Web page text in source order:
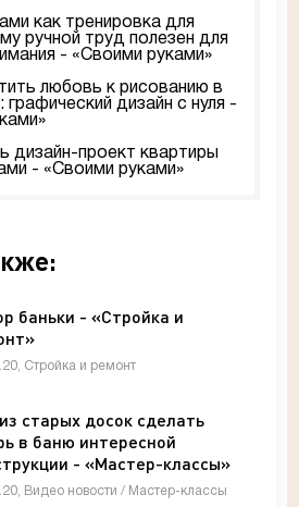
как тренировка для
ручной труд полезен для
- «Своими руками»
любовь к рисованию в
дизайн с нуля -
дизайн-проект квартиры
- «Своими руками»
баньки - «Стройка и
Стройка и ремонт
старых досок сделать
в баню интересной
- «Мастер-классы»
Видео новости / Мастер-классы